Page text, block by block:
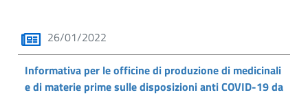
26/01/2022
Informativa per le officine di produzione di medicinali
e di materie prime sulle disposizioni anti COVID-19 da